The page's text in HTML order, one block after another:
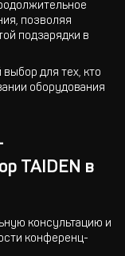
позволяя
подзарядки в
выбор для тех, кто
оборудования
TAIDEN в
консультацию и
конференц-